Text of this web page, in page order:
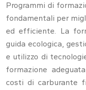
Programmi di
fondamentali per
ed efficiente. La
guida ecologica,
e utilizzo di
formazione
costi di carburante